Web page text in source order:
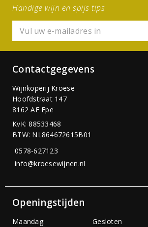
Handige wijn en spijs tips
Contactgegevens
Wijnkoperij Kroese
Hoofdstraat 147
8162 AE Epe
KvK: 88533468
BTW: NL864672615B01
0578-627123
info@kroesewijnen.nl
Openingstijden
Maandag:
Gesloten